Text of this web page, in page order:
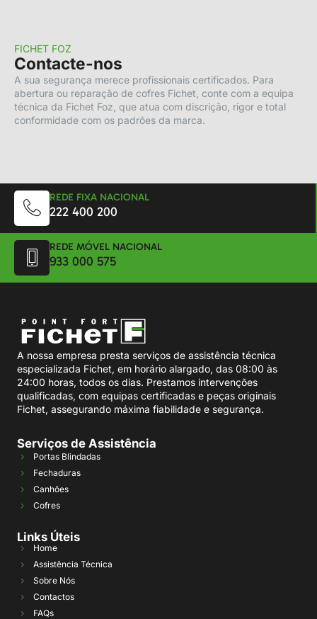
FICHET FOZ
Contacte-nos
A sua segurança merece profissionais certificados. Para
abertura ou reparação de cofres Fichet, conte com a equipa
técnica da Fichet Foz, que atua com discrição, rigor e total
conformidade com os padrões da marca.
REDE FIXA NACIONAL
222 400 200
REDE MÓVEL NACIONAL
933 000 575
A nossa empresa presta serviços de assistência técnica
especializada Fichet, em horário alargado, das 08:00 às
24:00 horas, todos os dias. Prestamos intervenções
qualificadas, com equipas certificadas e peças originais
Fichet, assegurando máxima fiabilidade e segurança.
Serviços de Assistência
Portas Blindadas
Fechaduras
Canhões
Cofres
Links Úteis
Home
Assistência Técnica
Sobre Nós
Contactos
FAQs